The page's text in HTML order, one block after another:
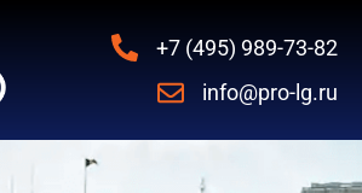
+7 (495) 989-73-82
info@pro-lg.ru